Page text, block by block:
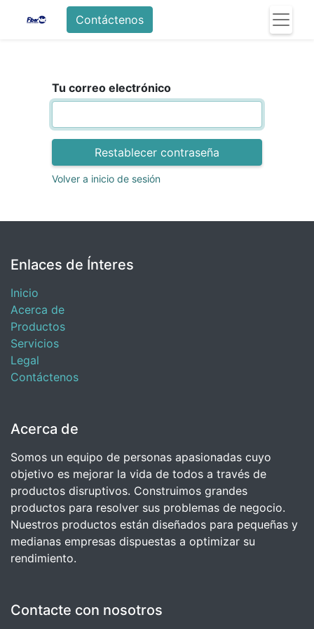
Contáctenos
Tu correo electrónico
Restablecer contraseña
Volver a inicio de sesión
Enlaces de Ínteres
Inicio
Acerca de
Productos
Servicios
Legal
Contáctenos
Acerca de
Somos un equipo de personas apasionadas cuyo
objetivo es mejorar la vida de todos a través de
productos disruptivos. Construimos grandes
productos para resolver sus problemas de negocio.
Nuestros productos están diseñados para pequeñas y
medianas empresas dispuestas a optimizar su
rendimiento.
Contacte con nosotros